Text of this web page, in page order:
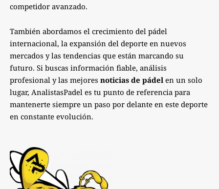
competidor avanzado.
También abordamos el crecimiento del pádel
internacional, la expansión del deporte en nuevos
mercados y las tendencias que están marcando su
futuro. Si buscas información fiable, análisis
profesional y las mejores noticias de pádel en un solo
lugar, AnalistasPadel es tu punto de referencia para
mantenerte siempre un paso por delante en este deporte
en constante evolución.